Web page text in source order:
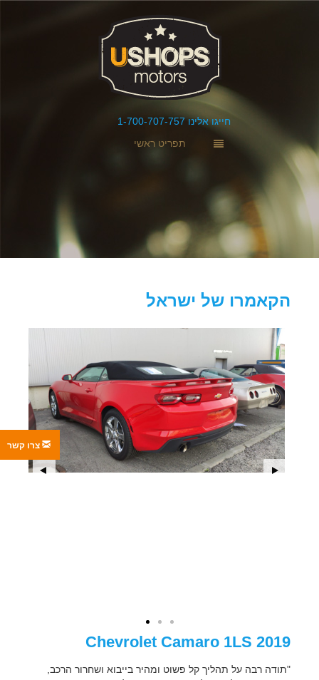
חייגו אלינו 1-700-707-757
תפריט ראשי
הקאמרו של ישראל
2019 Chevrolet Camaro 1LS
"תודה רבה על תהליך קל פשוט ומהיר בייבוא ושחרור הרכב,
צרו קשר